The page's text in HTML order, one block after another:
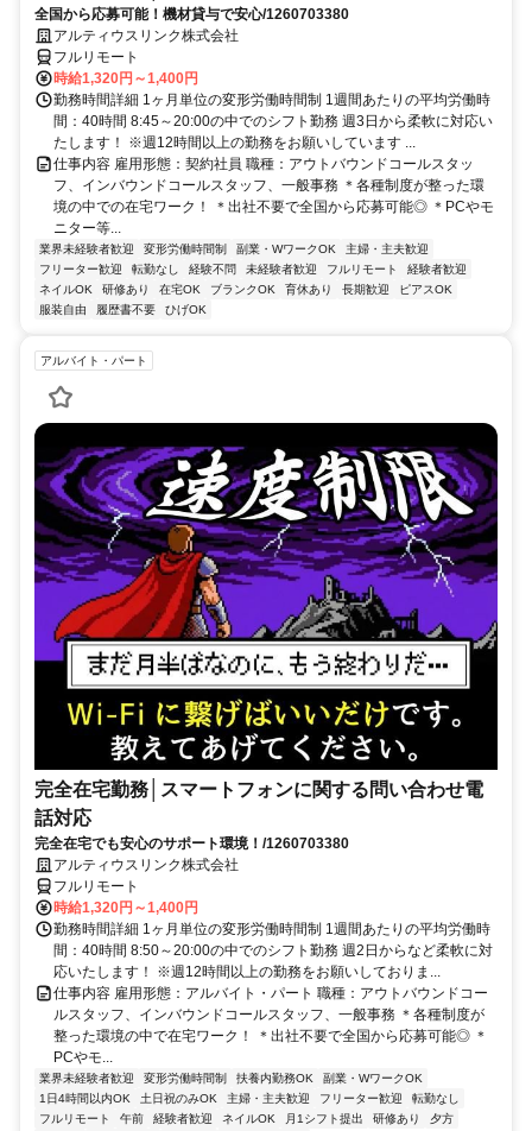
全国から応募可能！機材貸与で安心/1260703380
アルティウスリンク株式会社
フルリモート
時給1,320円～1,400円
勤務時間詳細 1ヶ月単位の変形労働時間制 1週間あたりの平均労働時
間：40時間 8:45～20:00の中でのシフト勤務 週3日から柔軟に対応い
たします！ ※週12時間以上の勤務をお願いしています ...
仕事内容 雇用形態：契約社員 職種：アウトバウンドコールスタッ
フ、インバウンドコールスタッフ、一般事務 ＊各種制度が整った環
境の中での在宅ワーク！ ＊出社不要で全国から応募可能◎ ＊PCやモ
ニター等...
業界未経験者歓迎 変形労働時間制 副業・WワークOK
主婦・主夫歓迎
フリーター歓迎
転勤なし 経験不問 未経験者歓迎 フルリモート
経験者歓迎
ネイルOK
研修あり 在宅OK ブランクOK 育休あり 長期歓迎
ピアスOK
服装自由
履歴書不要 ひげOK
アルバイト・パート
完全在宅勤務│スマートフォンに関する問い合わせ電
話対応
完全在宅でも安心のサポート環境！/1260703380
アルティウスリンク株式会社
フルリモート
時給1,320円～1,400円
勤務時間詳細 1ヶ月単位の変形労働時間制 1週間あたりの平均労働時
間：40時間 8:50～20:00の中でのシフト勤務 週2日からなど柔軟に対
応いたします！ ※週12時間以上の勤務をお願いしておりま...
仕事内容 雇用形態：アルバイト・パート 職種：アウトバウンドコー
ルスタッフ、インバウンドコールスタッフ、一般事務 ＊各種制度が
整った環境の中で在宅ワーク！ ＊出社不要で全国から応募可能◎ ＊
PCやモ...
業界未経験者歓迎 変形労働時間制 扶養内勤務OK
副業・WワークOK
1日4時間以内OK
土日祝のみOK 主婦・主夫歓迎 フリーター歓迎
転勤なし
フルリモート
午前 経験者歓迎 ネイルOK 月1シフト提出 研修あり
夕方